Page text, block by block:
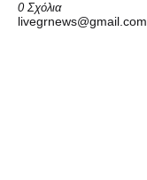
0 Σχόλια
livegrnews@gmail.com